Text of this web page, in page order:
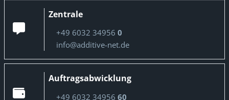
Zentrale
+49 6032 34956 0
info@additive-net.de
Auftragsabwicklung
+49 6032 34956 60